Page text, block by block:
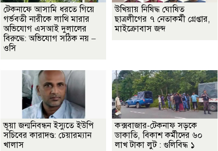
টেকনাফে আসামি ধরতে গিয়ে
গর্ভবতী নারীকে লাথি মারার
অভিযোগ এসআই দুলালের
বিরুদ্ধে: অভিযোগ সঠিক নয় –
ওসি
উখিয়ায় নিষিদ্ধ ঘোষিত
ছাত্রলীগের ৭ নেতাকর্মী গ্রেপ্তার,
মাইক্রোবাস জব্দ
ভূয়া জন্মনিবন্ধন ইস্যুতে ইউপি
সচিবের কারাদণ্ড: চেয়ারম্যান
খালাস
কক্সবাজার-টেকনাফ সড়কে
ডাকাতি, বিকাশ কর্মীদের ৬০
লাখ টাকা লুট : গুলিবিদ্ধ ১